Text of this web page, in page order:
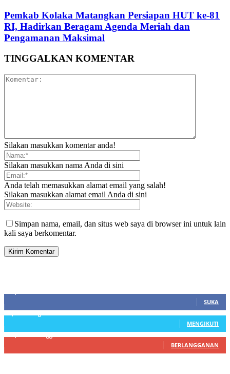
Pemkab Kolaka Matangkan Persiapan HUT ke-81
RI, Hadirkan Beragam Agenda Meriah dan
Pengamanan Maksimal
TINGGALKAN KOMENTAR
Silakan masukkan komentar anda!
Silakan masukkan nama Anda di sini
Anda telah memasukkan alamat email yang salah!
Silakan masukkan alamat email Anda di sini
Simpan nama, email, dan situs web saya di browser ini untuk lain
kali saya berkomentar.
SUKA
MENGIKUTI
BERLANGGANAN